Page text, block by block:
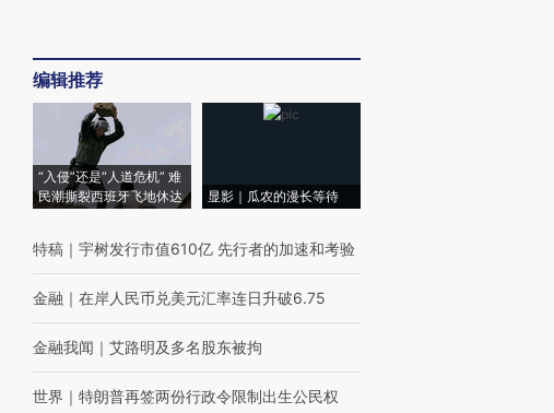
编辑推荐
“入侵”还是“人道危机” 难
民潮撕裂西班牙飞地休达
显影｜瓜农的漫长等待
特稿 ｜ 宇树发行市值610亿 先行者的加速和考验
金融 ｜ 在岸人民币兑美元汇率连日升破6.75
金融我闻 ｜ 艾路明及多名股东被拘
世界 ｜ 特朗普再签两份行政令限制出生公民权